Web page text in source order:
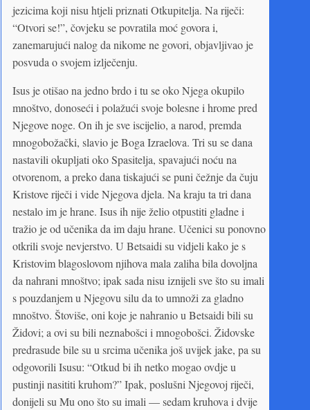
jezicima koji nisu htjeli priznati Otkupitelja. Na riječi:
“Otvori se!”, čovjeku se povratila moć govora i,
zanemarujući nalog da nikome ne govori, objavljivao je
posvuda o svojem izlječenju.
Isus je otišao na jedno brdo i tu se oko Njega okupilo
mnoštvo, donoseći i polažući svoje bolesne i hrome pred
Njegove noge. On ih je sve iscijelio, a narod, premda
mnogobožački, slavio je Boga Izraelova. Tri su se dana
nastavili okupljati oko Spasitelja, spavajući noću na
otvorenom, a preko dana tiskajući se puni čežnje da čuju
Kristove riječi i vide Njegova djela. Na kraju ta tri dana
nestalo im je hrane. Isus ih nije želio otpustiti gladne i
tražio je od učenika da im daju hrane. Učenici su ponovno
otkrili svoje nevjerstvo. U Betsaidi su vidjeli kako je s
Kristovim blagoslovom njihova mala zaliha bila dovoljna
da nahrani mnoštvo; ipak sada nisu iznijeli sve što su imali
s pouzdanjem u Njegovu silu da to umnoži za gladno
mnoštvo. Štoviše, oni koje je nahranio u Betsaidi bili su
Židovi; a ovi su bili neznabošci i mnogobošci. Židovske
predrasude bile su u srcima učenika još uvijek jake, pa su
odgovorili Isusu: “Otkud bi ih netko mogao ovdje u
pustinji nasititi kruhom?” Ipak, poslušni Njegovoj riječi,
donijeli su Mu ono što su imali — sedam kruhova i dvije